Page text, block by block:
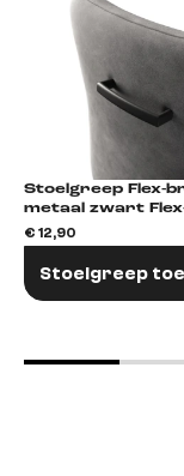
Stoelgreep Flex-
metaal
€ 12,90
Stoelgreep